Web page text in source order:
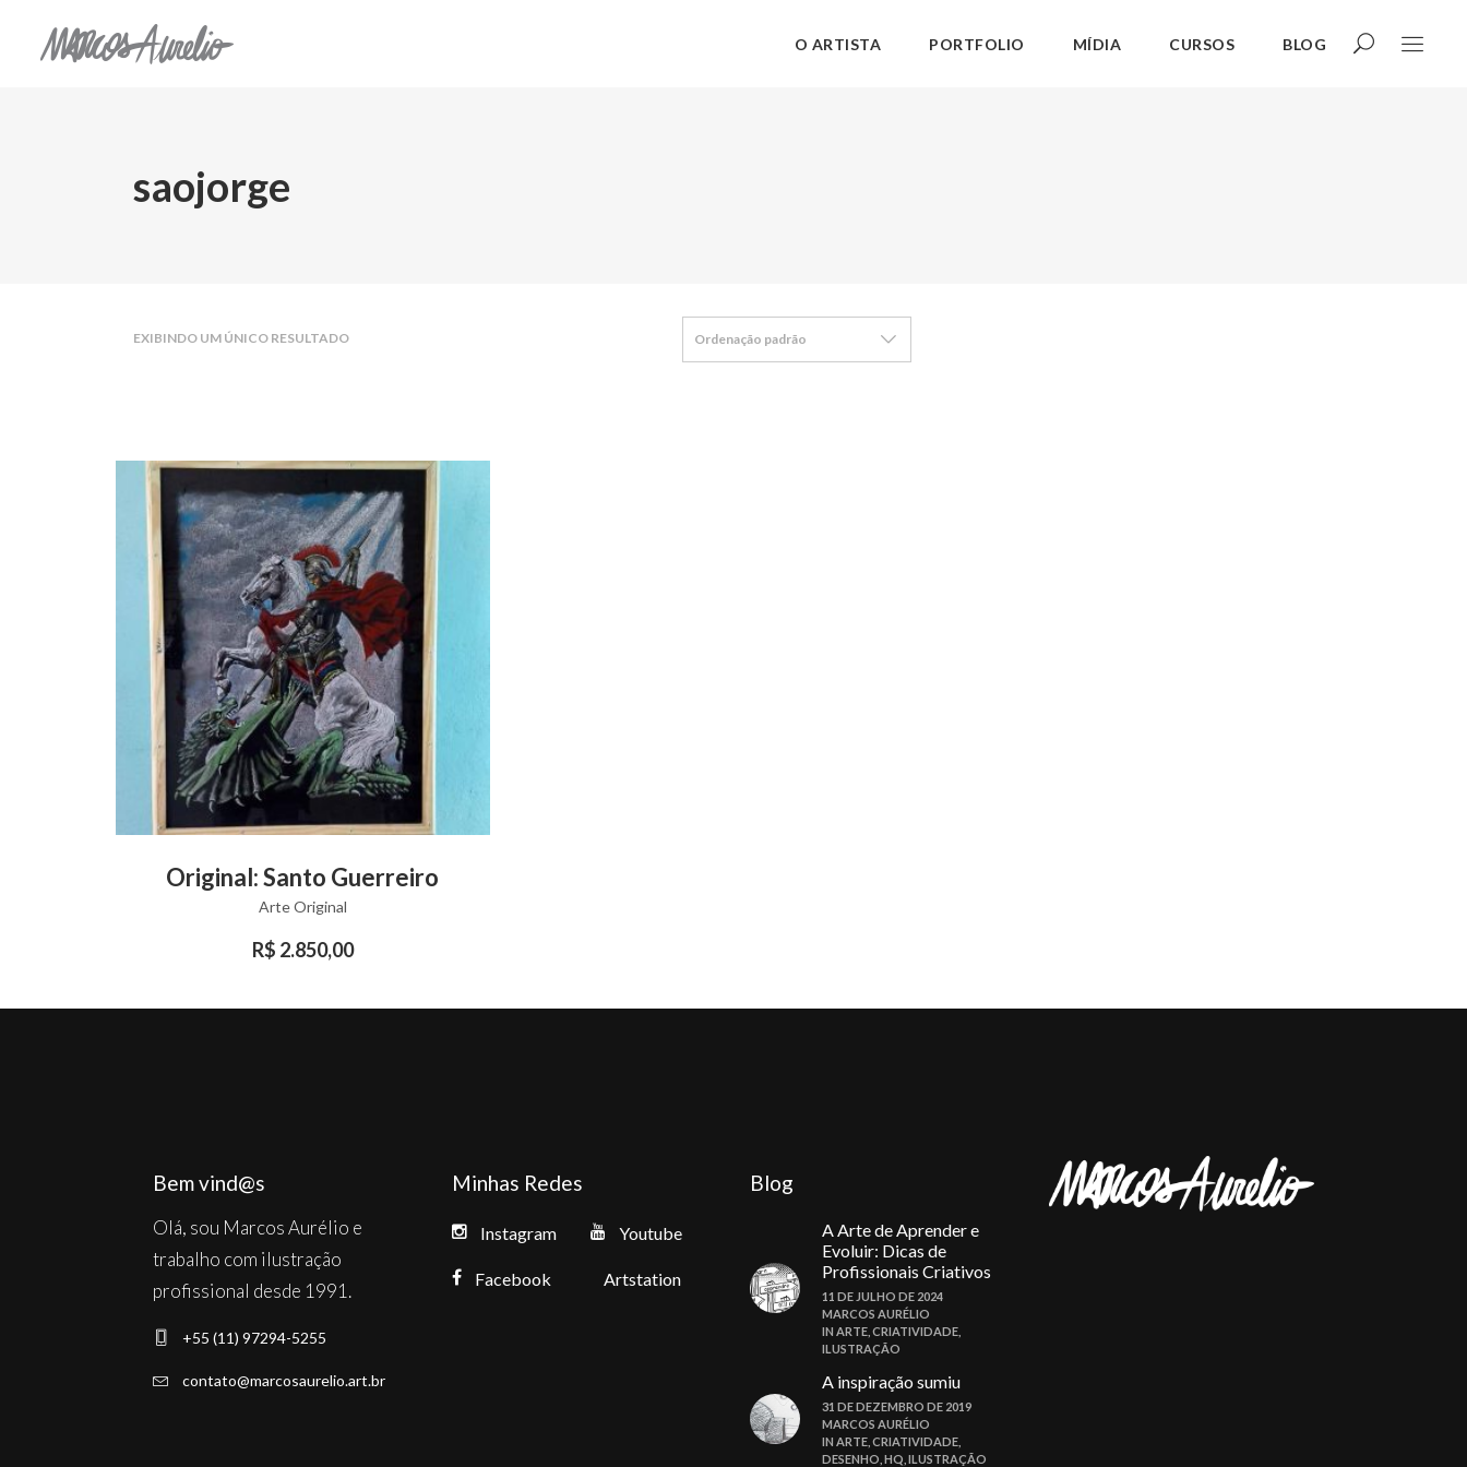
O ARTISTA PORTFOLIO MÍDIA CURSOS BLOG
saojorge
EXIBINDO UM ÚNICO RESULTADO Ordenação padrão
product
The
product
Original: Santo Guerreiro
Arte Original
R$ 2.850,00
Bem vind@s
Olá, sou Marcos Aurélio e
trabalho com ilustração
profissional desde 1991.
+55 (11) 97294-5255
contato@marcosaurelio.art.br
Minhas Redes
Instagram
Facebook
Youtube
Artstation
Blog
A Arte de Aprender e
Evoluir: Dicas de
Profissionais Criativos
11 DE JULHO DE 2024
MARCOS AURÉLIO
IN ARTE CRIATIVIDADE
ILUSTRAÇÃO
A inspiração sumiu
31 DE DEZEMBRO DE 2019
MARCOS AURÉLIO
IN ARTE CRIATIVIDADE
DESENHO HQ ILUSTRAÇÃO